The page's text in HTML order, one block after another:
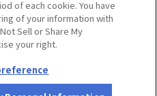
All rights reserved.
of each cookie. You have
of your information with
Sell or Share My
your right.